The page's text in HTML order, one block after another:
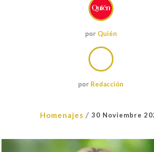
por Quién
por Redacción
Homenajes / 30 Noviembre